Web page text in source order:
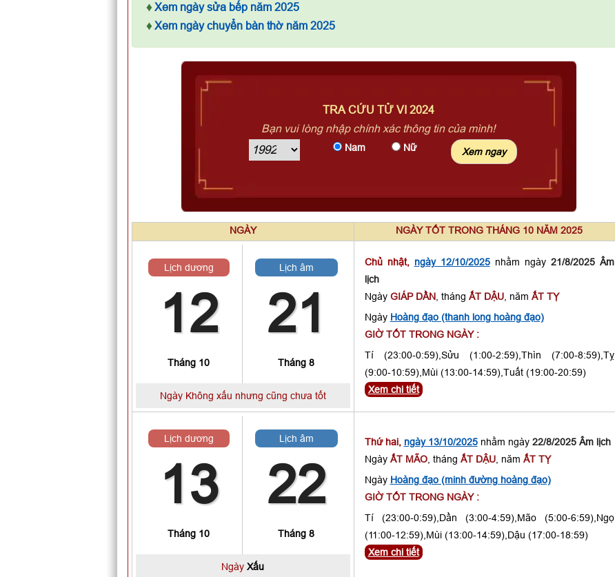
♦ Xem ngày sửa bếp năm 2025
♦ Xem ngày chuyển bàn thờ năm 2025
TRA CỨU TỬ VI 2024
Bạn vui lòng nhập chính xác thông tin của mình!
Nam Nữ
NGÀY NGÀY TỐT TRONG THÁNG 10 NĂM 2025
Lịch dương
12
Tháng 10
Lịch âm
21
Tháng 8
Ngày Không xấu nhưng cũng chưa tốt
Chủ nhật, ngày 12/10/2025nhằm ngày 21/8/2025 Âm
lịch
Ngày GIÁP DẦN, tháng ẤT DẬU, năm ẤT TỴ
Ngày Hoàng đạo (thanh long hoàng đạo)
GIỜ TỐT TRONG NGÀY :
Tí (23:00-0:59),Sửu (1:00-2:59),Thìn (7:00-8:59),Tỵ
(9:00-10:59),Mùi (13:00-14:59),Tuất (19:00-20:59)
Xem chi tiết
Lịch dương
13
Tháng 10
Lịch âm
22
Tháng 8
Ngày Xấu
Thứ hai, ngày 13/10/2025nhằm ngày 22/8/2025 Âm lịch
Ngày ẤT MÃO, tháng ẤT DẬU, năm ẤT TỴ
Ngày Hoàng đạo (minh đường hoàng đạo)
GIỜ TỐT TRONG NGÀY :
Tí (23:00-0:59),Dần (3:00-4:59),Mão (5:00-6:59),Ngọ
(11:00-12:59),Mùi (13:00-14:59),Dậu (17:00-18:59)
Xem chi tiết